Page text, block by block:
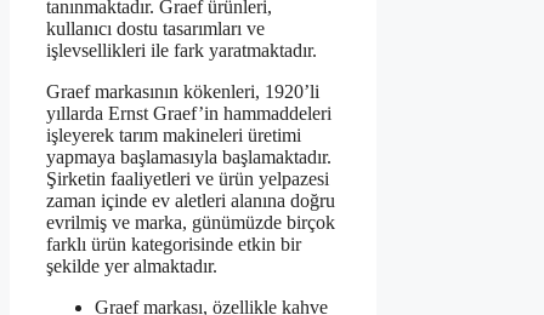
tanınmaktadır. Graef ürünleri,
kullanıcı dostu tasarımları ve
işlevsellikleri ile fark yaratmaktadır.
Graef markasının kökenleri, 1920’li
yıllarda Ernst Graef’in hammaddeleri
işleyerek tarım makineleri üretimi
yapmaya başlamasıyla başlamaktadır.
Şirketin faaliyetleri ve ürün yelpazesi
zaman içinde ev aletleri alanına doğru
evrilmiş ve marka, günümüzde birçok
farklı ürün kategorisinde etkin bir
şekilde yer almaktadır.
Graef markası, özellikle kahve